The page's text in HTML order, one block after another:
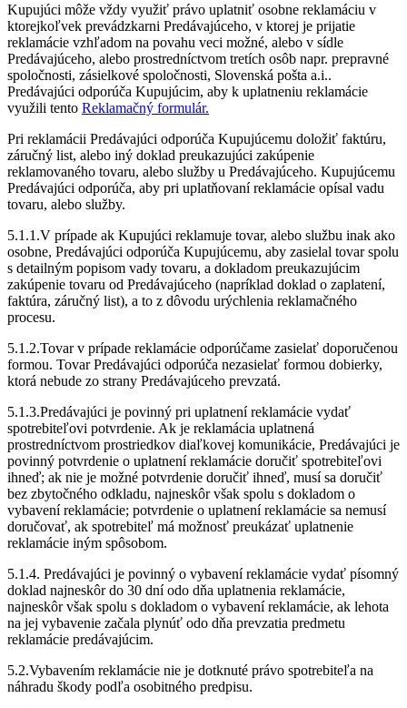
Kupujúci môže vždy využiť právo uplatniť osobne reklamáciu v
ktorejkoľvek prevádzkarni Predávajúceho, v ktorej je prijatie
reklamácie vzhľadom na povahu veci možné, alebo v sídle
Predávajúceho, alebo prostredníctvom tretích osôb napr. prepravné
spoločnosti, zásielkové spoločnosti, Slovenská pošta a.i..
Predávajúci odporúča Kupujúcim, aby k uplatneniu reklamácie
využili tento Reklamačný formulár.
Pri reklamácii Predávajúci odporúča Kupujúcemu doložiť faktúru,
záručný list, alebo iný doklad preukazujúci zakúpenie
reklamovaného tovaru, alebo služby u Predávajúceho. Kupujúcemu
Predávajúci odporúča, aby pri uplatňovaní reklamácie opísal vadu
tovaru, alebo služby.
5.1.1.V prípade ak Kupujúci reklamuje tovar, alebo službu inak ako
osobne, Predávajúci odporúča Kupujúcemu, aby zasielal tovar spolu
s detailným popisom vady tovaru, a dokladom preukazujúcim
zakúpenie tovaru od Predávajúceho (napríklad doklad o zaplatení,
faktúra, záručný list), a to z dôvodu urýchlenia reklamačného
procesu.
5.1.2.Tovar v prípade reklamácie odporúčame zasielať doporučenou
formou. Tovar Predávajúci odporúča nezasielať formou dobierky,
ktorá nebude zo strany Predávajúceho prevzatá.
5.1.3.Predávajúci je povinný pri uplatnení reklamácie vydať
spotrebiteľovi potvrdenie. Ak je reklamácia uplatnená
prostredníctvom prostriedkov diaľkovej komunikácie, Predávajúci je
povinný potvrdenie o uplatnení reklamácie doručiť spotrebiteľovi
ihneď; ak nie je možné potvrdenie doručiť ihneď, musí sa doručiť
bez zbytočného odkladu, najneskôr však spolu s dokladom o
vybavení reklamácie; potvrdenie o uplatnení reklamácie sa nemusí
doručovať, ak spotrebiteľ má možnosť preukázať uplatnenie
reklamácie iným spôsobom.
5.1.4. Predávajúci je povinný o vybavení reklamácie vydať písomný
doklad najneskôr do 30 dní odo dňa uplatnenia reklamácie,
najneskôr však spolu s dokladom o vybavení reklamácie, ak lehota
na jej vybavenie začala plynúť odo dňa prevzatia predmetu
reklamácie predávajúcim.
5.2.Vybavením reklamácie nie je dotknuté právo spotrebiteľa na
náhradu škody podľa osobitného predpisu.